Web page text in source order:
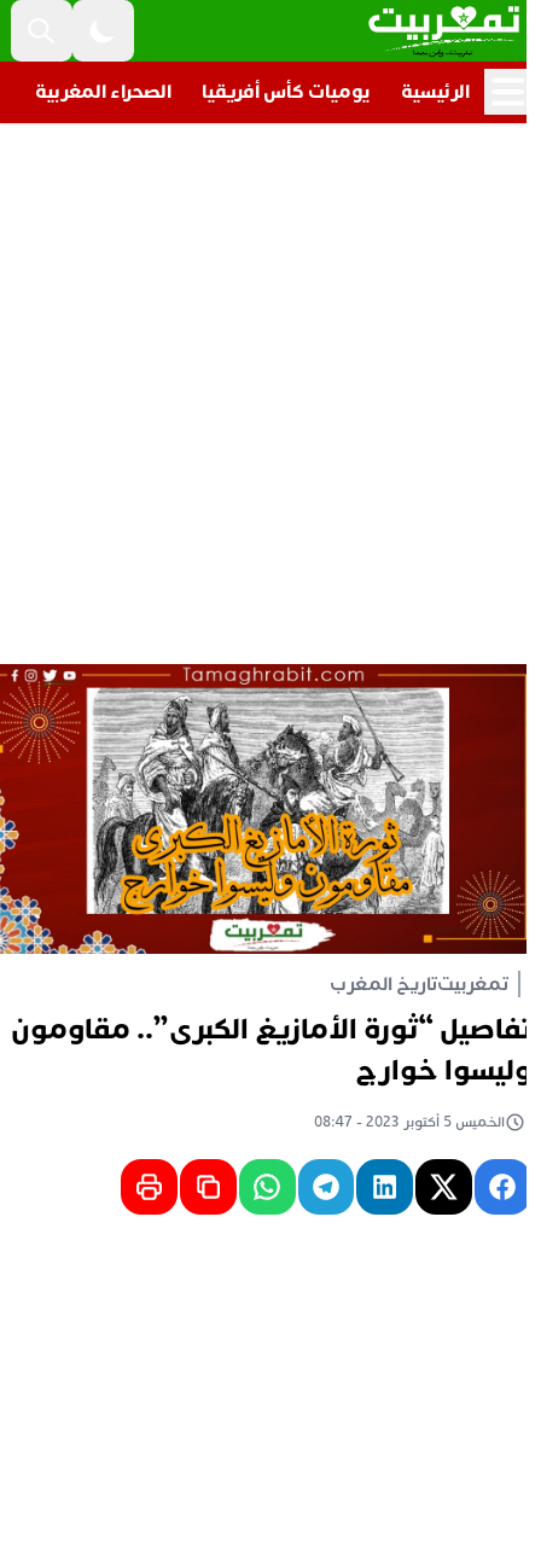
الرئيسية يوميات كأس أفريقيا الصحراء المغربية
تمغربيتتاريخ المغرب
“ثورة الأمازيغ الكبرى”.. مقاومون
خوارج
الخميس 5 أكتوبر 2023 - 08:47